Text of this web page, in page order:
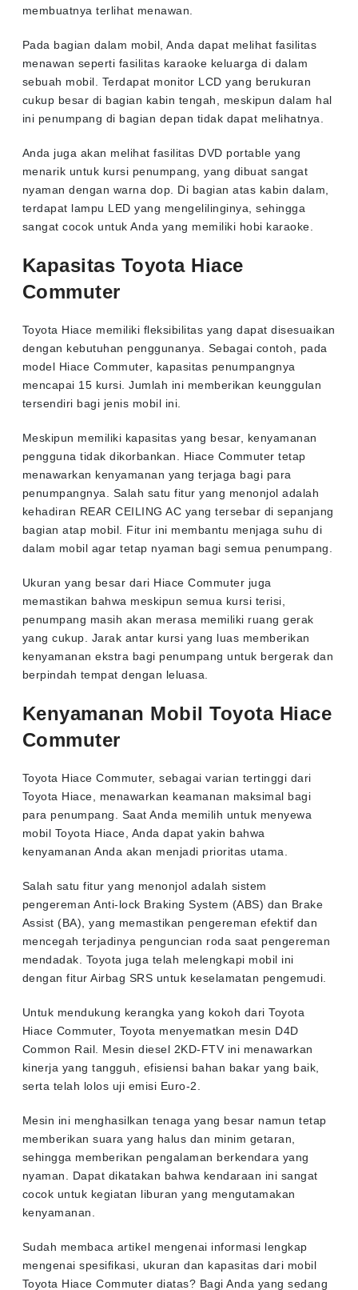
membuatnya terlihat menawan.
Pada bagian dalam mobil, Anda dapat melihat fasilitas
menawan seperti fasilitas karaoke keluarga di dalam
sebuah mobil. Terdapat monitor LCD yang berukuran
cukup besar di bagian kabin tengah, meskipun dalam hal
ini penumpang di bagian depan tidak dapat melihatnya.
Anda juga akan melihat fasilitas DVD portable yang
menarik untuk kursi penumpang, yang dibuat sangat
nyaman dengan warna dop. Di bagian atas kabin dalam,
terdapat lampu LED yang mengelilinginya, sehingga
sangat cocok untuk Anda yang memiliki hobi karaoke.
Kapasitas Toyota Hiace
Commuter
Toyota Hiace memiliki fleksibilitas yang dapat disesuaikan
dengan kebutuhan penggunanya. Sebagai contoh, pada
model Hiace Commuter, kapasitas penumpangnya
mencapai 15 kursi. Jumlah ini memberikan keunggulan
tersendiri bagi jenis mobil ini.
Meskipun memiliki kapasitas yang besar, kenyamanan
pengguna tidak dikorbankan. Hiace Commuter tetap
menawarkan kenyamanan yang terjaga bagi para
penumpangnya. Salah satu fitur yang menonjol adalah
kehadiran REAR CEILING AC yang tersebar di sepanjang
bagian atap mobil. Fitur ini membantu menjaga suhu di
dalam mobil agar tetap nyaman bagi semua penumpang.
Ukuran yang besar dari Hiace Commuter juga
memastikan bahwa meskipun semua kursi terisi,
penumpang masih akan merasa memiliki ruang gerak
yang cukup. Jarak antar kursi yang luas memberikan
kenyamanan ekstra bagi penumpang untuk bergerak dan
berpindah tempat dengan leluasa.
Kenyamanan Mobil Toyota Hiace
Commuter
Toyota Hiace Commuter, sebagai varian tertinggi dari
Toyota Hiace, menawarkan keamanan maksimal bagi
para penumpang. Saat Anda memilih untuk menyewa
mobil Toyota Hiace, Anda dapat yakin bahwa
kenyamanan Anda akan menjadi prioritas utama.
Salah satu fitur yang menonjol adalah sistem
pengereman Anti-lock Braking System (ABS) dan Brake
Assist (BA), yang memastikan pengereman efektif dan
mencegah terjadinya penguncian roda saat pengereman
mendadak. Toyota juga telah melengkapi mobil ini
dengan fitur Airbag SRS untuk keselamatan pengemudi.
Untuk mendukung kerangka yang kokoh dari Toyota
Hiace Commuter, Toyota menyematkan mesin D4D
Common Rail. Mesin diesel 2KD-FTV ini menawarkan
kinerja yang tangguh, efisiensi bahan bakar yang baik,
serta telah lolos uji emisi Euro-2.
Mesin ini menghasilkan tenaga yang besar namun tetap
memberikan suara yang halus dan minim getaran,
sehingga memberikan pengalaman berkendara yang
nyaman. Dapat dikatakan bahwa kendaraan ini sangat
cocok untuk kegiatan liburan yang mengutamakan
kenyamanan.
Sudah membaca artikel mengenai informasi lengkap
mengenai spesifikasi, ukuran dan kapasitas dari mobil
Toyota Hiace Commuter diatas? Bagi Anda yang sedang